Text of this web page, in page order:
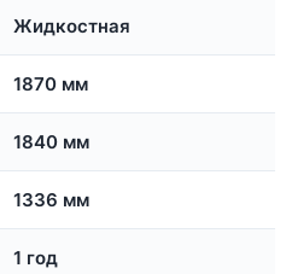
Жидкостная
1870 мм
1840 мм
1336 мм
1 год